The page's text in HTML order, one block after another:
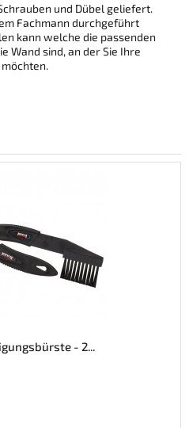
und Dübel geliefert.
Fachmann durchgeführt
kann welche die passenden
Wand sind, an der Sie Ihre
- 2...